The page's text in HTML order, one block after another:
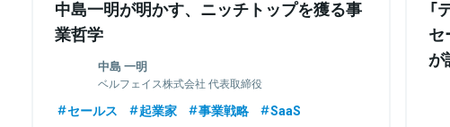
中島一明が明かす、ニッチトップを獲る事
業哲学
中島 一明
ベルフェイス株式会社 代表取締役
セールス 起業家 事業戦略
SaaS
セ
が